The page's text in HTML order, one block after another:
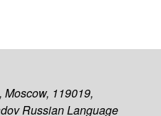
Moscow, 119019,
Russian Language